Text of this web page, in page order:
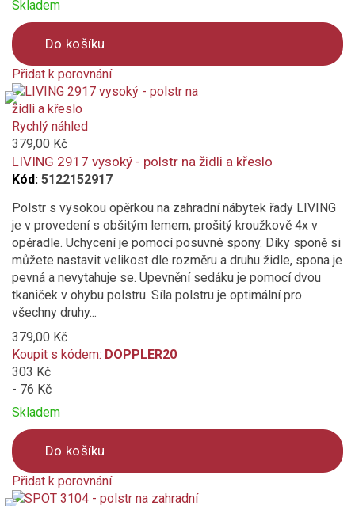
Skladem
Do košíku
Přidat k porovnání
Product
is
added
to
compare
Rychlý náhled
379,00 Kč
LIVING 2917 vysoký - polstr na židli a křeslo
Kód: 5122152917
Polstr s vysokou opěrkou na zahradní nábytek řady LIVING
je v provedení s obšitým lemem, prošitý kroužkově 4x v
opěradle. Uchycení je pomocí posuvné spony. Díky sponě si
můžete nastavit velikost dle rozměru a druhu židle, spona je
pevná a nevytahuje se. Upevnění sedáku je pomocí dvou
tkaniček v ohybu polstru. Síla polstru je optimální pro
všechny druhy...
379,00 Kč
Koupit s kódem: DOPPLER20
303 Kč
- 76 Kč
Skladem
Do košíku
Přidat k porovnání
Product